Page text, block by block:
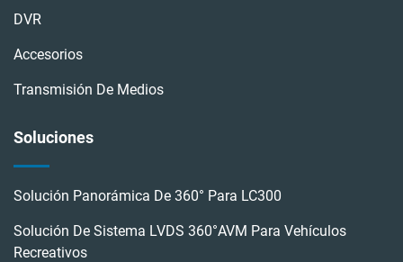
DVR
Accesorios
Transmisión De Medios
Soluciones
Solución Panorámica De 360° Para LC300
Solución De Sistema LVDS 360°AVM Para Vehículos
Recreativos